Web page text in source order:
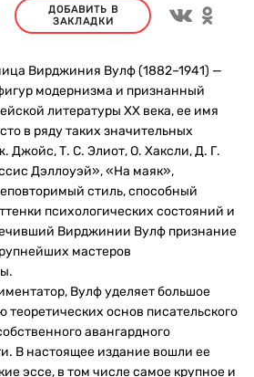
ДОБАВИТЬ В
ЗАКЛАДКИ
Вирджиния Вулф (1882–1941) —
модернизма и признанный
литературы ХХ века, ее имя
в ряду таких значительных
Джойс, Т. С. Элиот, О. Хаксли, Д. Г.
Дэллоуэй», «На маяк»,
стиль, способный
психологических состояний и
Вирджинии Вулф признание
мастеров
Вулф уделяет большое
основ писательского
авангардного
В настоящее издание вошли ее
эссе, в том числе самое крупное и